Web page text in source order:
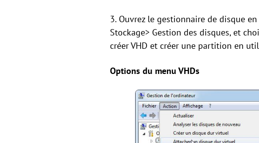
3. Ouvrez le gestionnaire de disque
Stockage> Gestion des disques, et
créer VHD et créer une partition en
Options du menu VHDs